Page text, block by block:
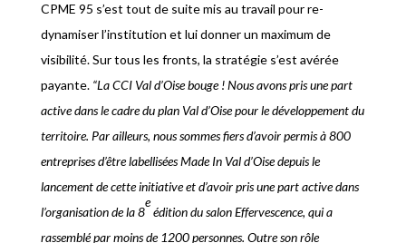
CPME 95 s’est tout de suite mis au travail pour re-
dynamiser l’institution et lui donner un maximum de
visibilité. Sur tous les fronts, la stratégie s’est avérée
payante. “La CCI Val d’Oise bouge ! Nous avons pris une part
active dans le cadre du plan Val d’Oise pour le développement du
territoire. Par ailleurs, nous sommes fiers d’avoir permis à 800
entreprises d’être labellisées Made In Val d’Oise depuis le
lancement de cette initiative et d’avoir pris une part active dans
l’organisation de la 8
e
édition du salon Effervescence, qui a
rassemblé par moins de 1200 personnes. Outre son rôle